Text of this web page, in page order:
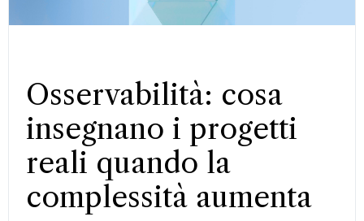
Osservabilità: cosa
insegnano i progetti
reali quando la
complessità aumenta